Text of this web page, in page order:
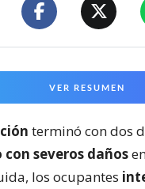
VER RESUMEN
terminó con dos
severos daños
los ocupantes